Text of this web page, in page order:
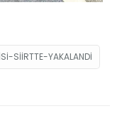
SIIRTTE-YAKALANDI